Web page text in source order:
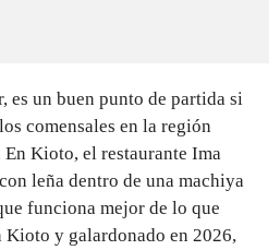
es un buen punto de partida si
comensales en la región
Kioto, el restaurante Ima
leña dentro de una machiya
funciona mejor de lo que
Kioto y galardonado en 2026,